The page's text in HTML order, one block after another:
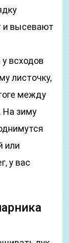
и высевают
всходов
листочку,
между
На зиму
или
у вас